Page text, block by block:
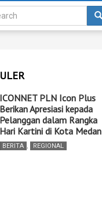
ICONNET PLN Icon Plus
Berikan Apresiasi kepada
Pelanggan dalam Rangka
Hari Kartini di Kota Medan
BERITA , REGIONAL